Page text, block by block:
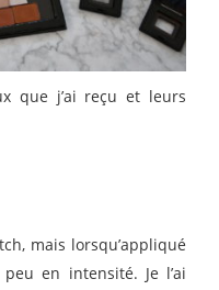
que j’ai reçu et leurs
mais lorsqu’appliqué
en intensité. Je l’ai